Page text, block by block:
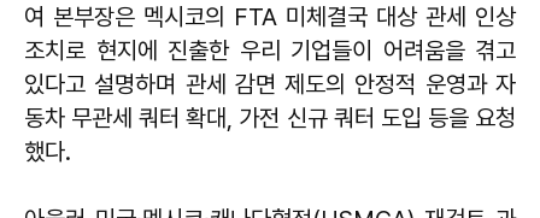
여 본부장은 멕시코의 FTA 미체결국 대상 관세 인상
조치로 현지에 진출한 우리 기업들이 어려움을 겪고
있다고 설명하며 관세 감면 제도의 안정적 운영과 자
동차 무관세 쿼터 확대, 가전 신규 쿼터 도입 등을 요청
했다.